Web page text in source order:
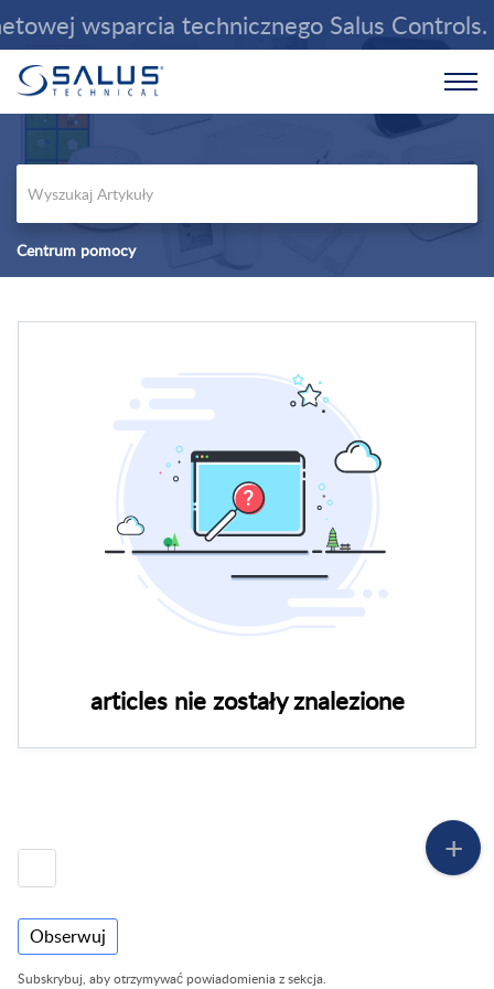
wsparcia technicznego Salus Controls.
Centrum pomocy
articles nie zostały znalezione
Obserwuj
Subskrybuj, aby otrzymywać powiadomienia z sekcja.